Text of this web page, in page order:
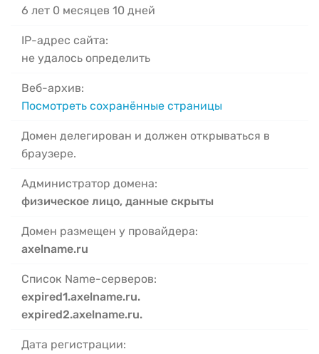
6 лет 0 месяцев 10 дней
IP-адрес сайта:
не удалось определить
Веб-архив:
Посмотреть сохранённые страницы
Домен делегирован и должен открываться в
браузере.
Администратор домена:
физическое лицо, данные скрыты
Домен размещен у провайдера:
axelname.ru
Список Name-серверов:
expired1.axelname.ru.
expired2.axelname.ru.
Дата регистрации: